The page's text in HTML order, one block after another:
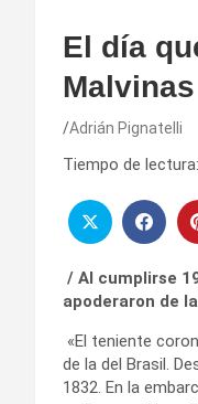
El día
Malvinas
Adrián Pignatelli
Tiempo de lectura:
/ Al cumplirse
apoderaron de
«El teniente
de la del Brasil.
1832. En la